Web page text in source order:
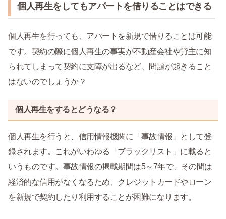
個人再生をしてもアパートを借りることはできる
個人再生を行っても、アパートを新規で借りることは可能
です。契約の際に個人再生の事実が不動産会社や貸主に知
られてしまって契約に支障が出るなど、問題が起きること
はないのでしょうか？
個人再生をするとどうなる？
個人再生を行うと、信用情報機関に「事故情報」として登
録されます。これがいわゆる「ブラックリスト」に載ると
いうものです。事故情報の掲載期間は5～7年で、その間は
経済的な信用がなくなるため、クレジットカードやローン
を新規で契約したり利用することが困難になります。